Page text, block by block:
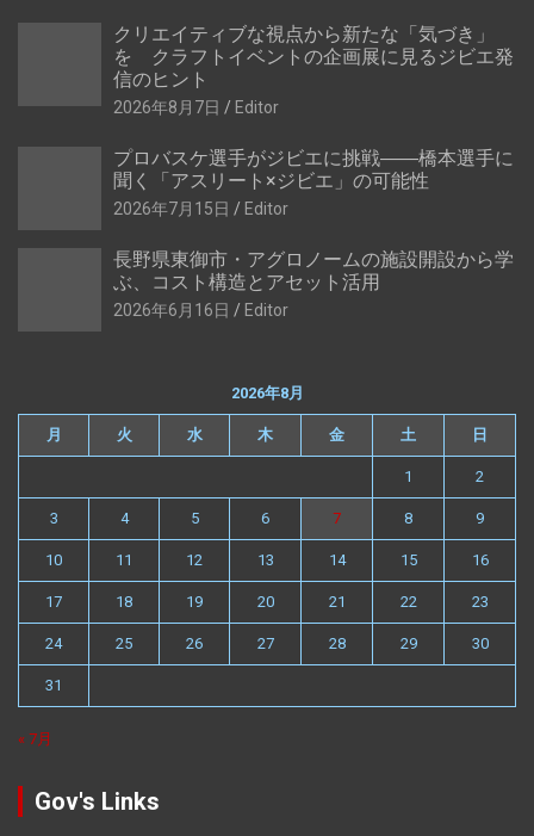
クリエイティブな視点から新たな「気づき」
を クラフトイベントの企画展に見るジビエ発
信のヒント
2026年8月7日 Editor
プロバスケ選手がジビエに挑戦――橋本選手に
聞く「アスリート×ジビエ」の可能性
2026年7月15日 Editor
長野県東御市・アグロノームの施設開設から学
ぶ、コスト構造とアセット活用
2026年6月16日 Editor
2026年8月
月 火 水 木 金 土 日
1 2
3 4 5 6 7 8 9
10 11 12 13 14 15 16
17 18 19 20 21 22 23
24 25 26 27 28 29 30
31
« 7月
Gov's Links